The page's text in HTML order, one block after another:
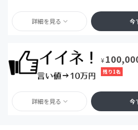
詳細を見る 今
¥
残り1名
詳細を見る 今